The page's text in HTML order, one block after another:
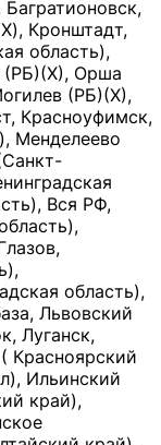
Кронштадт,
область),
(РБ)(Х), Орша
(РБ)(Х),
Красноуфимск,
Менделеево
Вся РФ,
область),
Львовский
Луганск,
Красноярский
Ильинский
край),